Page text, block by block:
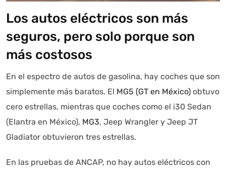
Los autos eléctricos son más
seguros, pero solo porque son
más costosos
En el espectro de autos de gasolina, hay coches que son
simplemente más baratos. El MG5 (GT en México) obtuvo
cero estrellas, mientras que coches como el i30 Sedan
(Elantra en México), MG3, Jeep Wrangler y Jeep JT
Gladiator obtuvieron tres estrellas.
En las pruebas de ANCAP, no hay autos eléctricos con